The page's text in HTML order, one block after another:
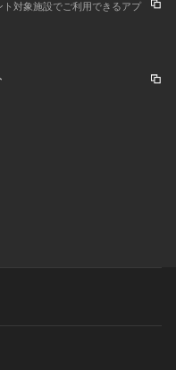
対象施設でご利用できるアプ